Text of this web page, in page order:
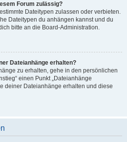
Forum zulässig?
Dateitypen zulassen oder verbieten.
Dateitypen du anhängen kannst und du
bitte an die Board-Administration.
Dateianhänge erhalten?
zu erhalten, gehe in den persönlichen
einen Punkt „Dateianhänge
deiner Dateianhänge erhalten und diese